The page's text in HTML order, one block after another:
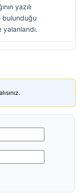
yazılı
bulunduğu
yalanlandı.